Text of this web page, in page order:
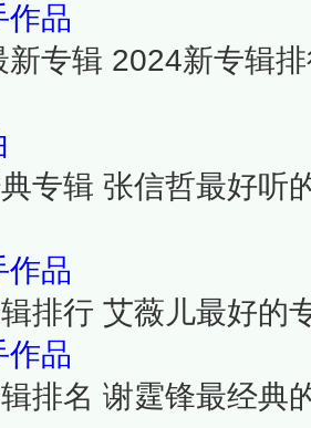
作品
专辑 2024新专辑
专辑 张信哲最好听
作品
排行 艾薇儿最好的
作品
排名 谢霆锋最经典